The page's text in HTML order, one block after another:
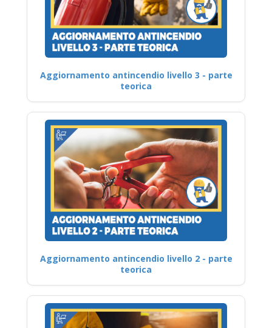
Aggiornamento antincendio livello 3 - parte
teorica
Aggiornamento antincendio livello 2 - parte
teorica